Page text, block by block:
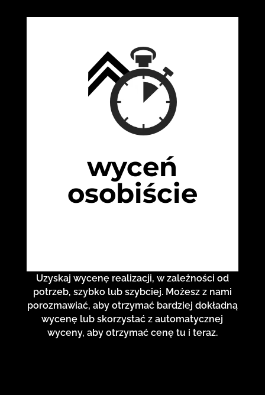
wyceń
osobiście
Uzyskaj wycenę realizacji, w zależności od
potrzeb, szybko lub szybciej. Możesz z nami
porozmawiać, aby otrzymać bardziej dokładną
wycenę lub skorzystać z automatycznej
wyceny, aby otrzymać cenę tu i teraz.